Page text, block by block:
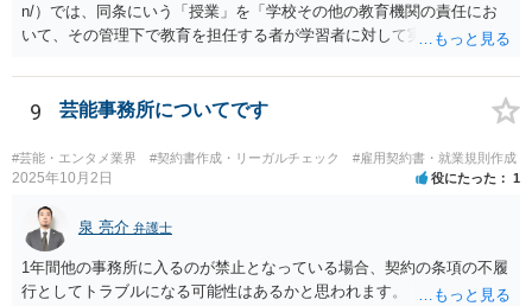
n/）では、同条にいう「授業」を「学校その他の教育機関の責任にお
いて、その管理下で教育を担任する者が学習者に対して実施する教育
級活動・クラブ活動・学校行事等）、部活動、課外補習授業等を、該
当しない例として自主的なボランティア活動・保護者会・ＰＴＡ活動
等を列挙しています。 本件をこれに当てはめますと、 ①主体である学
校司書は、学校図書館法第６条第１項上「専ら学校図書館の職務に従
事する職員」と位置づけられ、運用指針にいう「教育を担任する者」
書館独自の読書推進活動であり、該当例のいずれにも当たりません。
したがって、本件展示は「授業の過程」要件を満たさず、３５条によ
る適法化はできないと考えられます。 ただし、繰り返しになります
が、ご相談のケースのような事案が裁判沙汰になることが現実的には
9 芸能事務所についてです
#芸能・エンタメ業界 #契約書作成・リーガルチェック #雇用契約書・就業規則作成
2025年10月2日 役にたった 1
泉 亮介 弁護士
1年間他の事務所に入るのが禁止となっている場合、契約の条項の不履
行としてトラブルになる可能性はあるかと思われます。